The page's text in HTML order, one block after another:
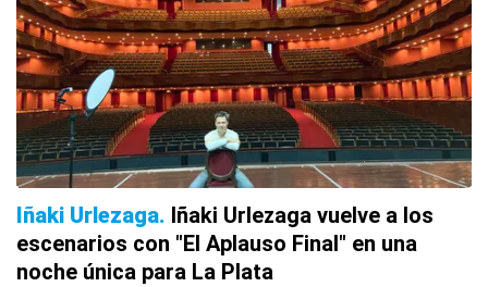
Iñaki Urlezaga
Iñaki Urlezaga vuelve a los
escenarios con "El Aplauso Final" en una
noche única para La Plata